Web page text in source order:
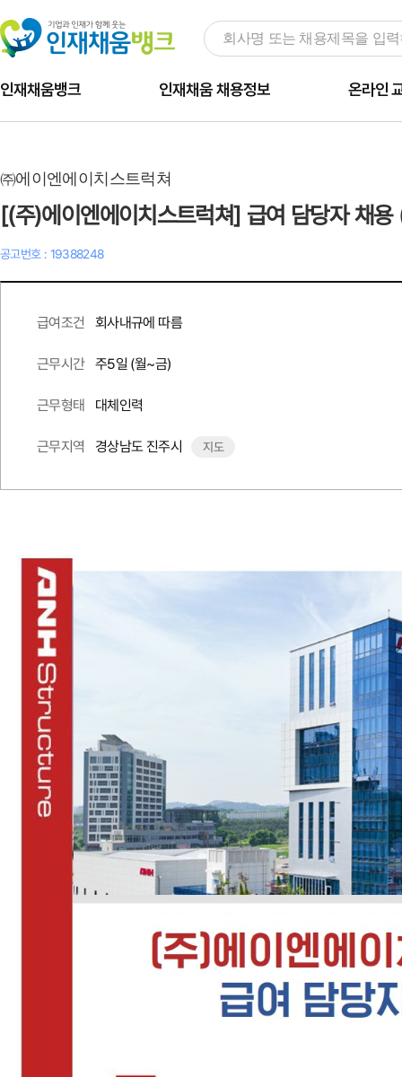
인재채움뱅크 인재채움 채용정보 온라인
㈜에이엔에이치스트럭쳐
[(주)에이엔에이치스트럭쳐] 급여 담당자 채
공고번호 : 19388248
급여조건 회사내규에 따름
근무시간 주5일 (월~금)
근무형태 대체인력
근무지역 경상남도 진주시 지도